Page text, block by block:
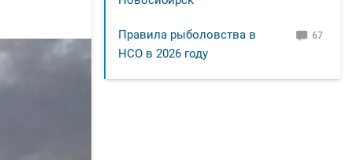
Правила рыболовства в
НСО в 2026 году
67